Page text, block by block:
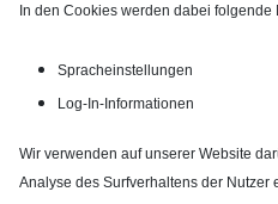
In den Cookies werden dabei
Spracheinstellungen
Log-In-Informationen
Wir verwenden auf unserer Website
Analyse des Surfverhaltens der Nutzer